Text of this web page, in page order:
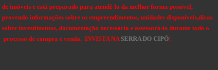
SENSACIONAIS DICAS NA HORA DE COMPRAR UMA FAZENDA
DICAS PARA OBSERVAÇÃO DE AVES NA SERRA DO CIPÓ
de imóveis e está preparado para atendê-lo da melhor forma possível,
provendo informações sobre os empreendimentos, unidades disponíveis,dicas
sobre investimentos, documentação necessária e assessorá-lo durante todo o
processo de compra e venda. INVISTA NA SERRA DO CIPÓ!